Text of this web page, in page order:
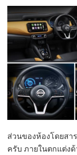
ส่วนของห้องโดยสา
ครับ ภายในตกแต่ง